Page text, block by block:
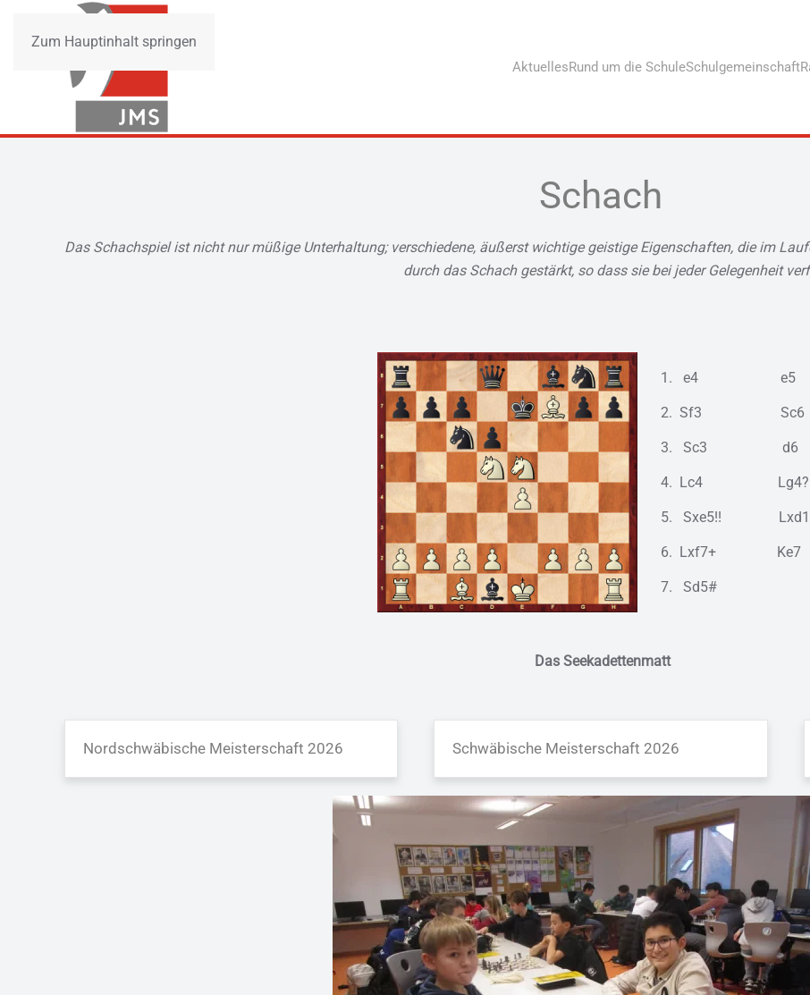
Zum Hauptinhalt springen
AktuellesRund um die SchuleSchulgemeinschaft
Schach
Das Schachspiel ist nicht nur müßige Unterhaltung; verschiedene, äußerst wichtige geistige Eigenschaften, die im
durch das Schach gestärkt, so dass sie bei jeder Gelegenheit
1. e4 e5
2. Sf3 Sc6
3. Sc3 d6
4. Lc4 Lg4?
5. Sxe5!!
6. Lxf7+ Ke7
7. Sd5#
Das Seekadettenmatt
Nordschwäbische Meisterschaft 2026 Schwäbische Meisterschaft 2026